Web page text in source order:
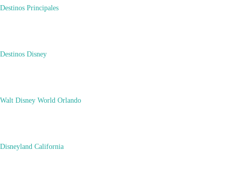
Destinos Principales
Destinos Disney
Walt Disney World Orlando
Disneyland California